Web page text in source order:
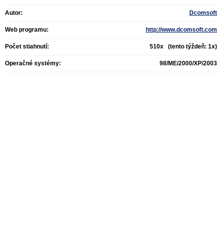
Autor: Dcomsoft
Web programu: http://www.dcomsoft.com
Počet stiahnutí: 510x (tento týždeň: 1x)
Operačné systémy: 98/ME/2000/XP/2003